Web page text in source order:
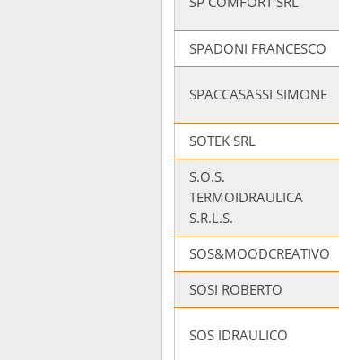
SPADONI FRANCESCO
SPACCASASSI SIMONE
SOTEK SRL
S.O.S.
TERMOIDRAULICA
S.R.L.S.
SOS&MOODCREATIVO
SOSI ROBERTO
SOS IDRAULICO